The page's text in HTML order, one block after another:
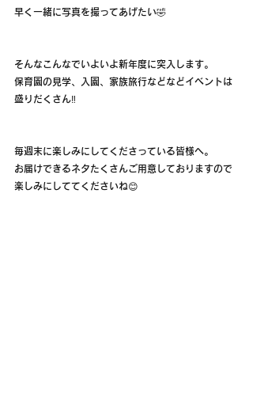
早く一緒に写真を撮ってあげたい🤣
そんなこんなでいよいよ新年度に突入します。
保育園の見学、入園、家族旅行などなどイベントは
盛りだくさん‼️
毎週末に楽しみにしてくださっている皆様へ。
お届けできるネタたくさんご用意しておりますので
楽しみにしててくださいね😊